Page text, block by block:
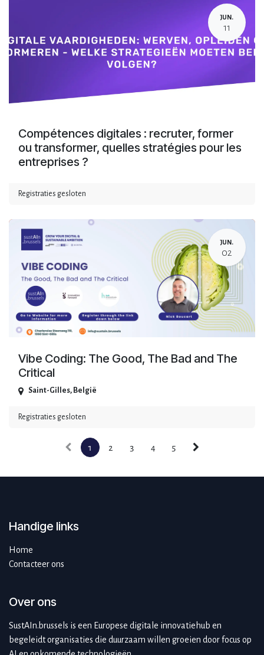
JUN.
11
Compétences digitales : recruter, former
ou transformer, quelles stratégies pour les
entreprises ?
Registraties gesloten
JUN.
02
Vibe Coding: The Good, The Bad and The
Critical
Saint-Gilles, België
Registraties gesloten
1 2 3 4 5
Handige links
Home
Contacteer ons
Over ons
SustAIn.brussels is een Europese digitale innovatiehub en
begeleidt organisaties die duurzaam willen groeien door focus op